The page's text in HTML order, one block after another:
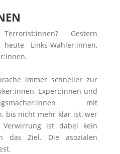
Gestern
heute Links-Wähler:innen,
immer schneller zur
Expert:innen und
mit
bis nicht mehr klar ist, wer
ist dabei kein
das Ziel. Die asozialen